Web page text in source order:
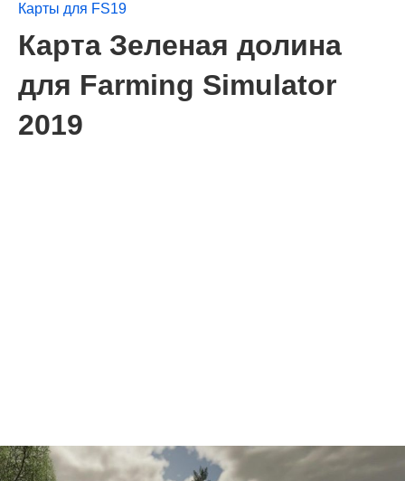
Карты для FS19
Карта Зеленая долина
для Farming Simulator
2019